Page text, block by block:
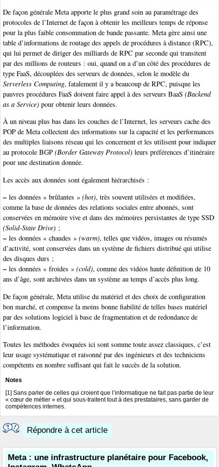
De façon générale Meta apporte le plus grand soin au paramétrage des
protocoles de l’Internet de façon à obtenir les meilleurs temps de réponse
pour la plus faible consommation de bande passante. Meta gère ainsi une
table d’informations de routage des appels de procédures à distance (RPC),
qui lui permet de diriger des milliards de RPC par seconde qui transitent
par des millions de routeurs : oui, quand on a d’un côté des procédures de
type FaaS, découplées des serveurs de données, selon le modèle du
Serverless Computing, fatalement il y a beaucoup de RPC, puisque les
pauvres procédures FaaS doivent faire appel à des serveurs BaaS (Backend
as a Service) pour obtenir leurs données.
À un niveau plus bas dans les couches de l’Internet, les serveurs cache des
POP de Meta collectent des informations sur la capacité et les performances
des multiples liaisons réseau qui les concernent et les utilisent pour indiquer
au protocole BGP (Border Gateway Protocol) leurs préférences d’itinéraire
pour une destination donnée.
Les accès aux données sont également hiérarchisés :
–les données « brûlantes » (hot), très souvent utilisées et modifiées,
comme la base de données des relations sociales entre abonnés, sont
conservées en mémoire vive et dans des mémoires persistantes de type SSD
(Solid-State Drive) ;
–les données « chaudes » (warm), telles que vidéos, images ou résumés
d’activité, sont conservées dans un système de fichiers distribué qui utilise
des disques durs ;
–les données « froides » (cold), comme des vidéos haute définition de 10
ans d’âge, sont archivées dans un système au temps d’accès plus long.
De façon générale, Meta utilise du matériel et des choix de configuration
bon marché, et compense la moins bonne fiabilité de telles bases matériel
par des solutions logiciel à base de fragmentation et de redondance de
l’information.
Toutes les méthodes évoquées ici sont somme toute assez classiques, c’est
leur usage systématique et raisonné par des ingénieurs et des techniciens
compétents en nombre suffisant qui fait le succès de la solution.
Notes
[1] Sans parler de celles qui croient que l’informatique ne fait pas partie de leur
« cœur de métier » et qui sous-traitent tout à des prestataires, sans garder de
compétences internes.
Répondre à cet article
Meta : une infrastructure planétaire pour Facebook,